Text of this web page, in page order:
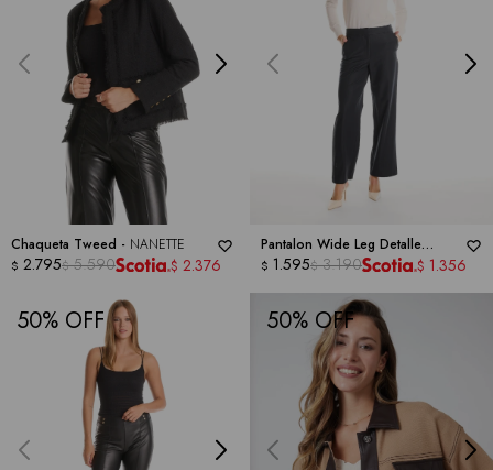
Chaqueta Tweed - NANETTE
$ 2.795$ 5.590 $ 2.376
Pantalon Wide Leg Detalle
Trenzado -NANETTE
$ 1.595$ 3.190 $ 1.356
50 50